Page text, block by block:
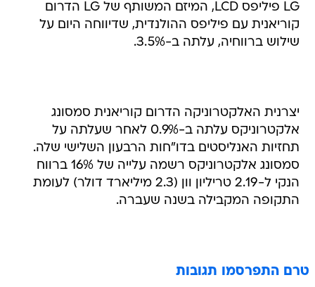
LG פיליפס LCD, המיזם המשותף של LG הדרום
קוריאנית עם פיליפס ההולנדית, שדיווחה היום על
שילוש ברווחיה, עלתה ב-3.5%.
יצרנית האלקטרוניקה הדרום קוריאנית סמסונג
אלקטרוניקס עלתה ב-0.9% לאחר שעלתה על
תחזיות האנליסטים בדו"חות הרבעון השלישי שלה.
סמסונג אלקטרוניקס רשמה עלייה של 16% ברווח
הנקי ל-2.19 טריליון וון (2.3 מיליארד דולר) לעומת
התקופה המקבילה בשנה שעברה.
טרם התפרסמו תגובות